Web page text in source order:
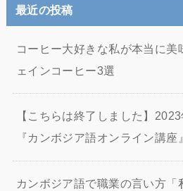
最近の投稿
コーヒー大好きな私が本当に美
ェインコーヒー3選
【こちらは終了しました】
『カンボジア語オンライン講座
カンボジア語で職業の言い方「